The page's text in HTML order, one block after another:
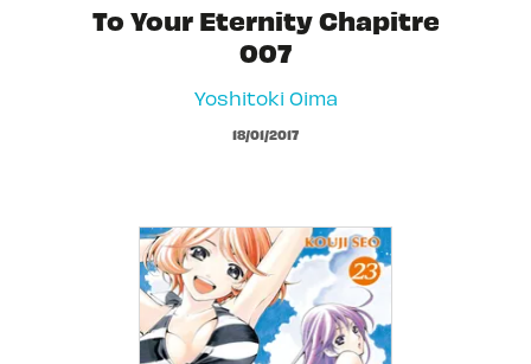
To Your Eternity Chapitre
007
Yoshitoki Oima
18/01/2017